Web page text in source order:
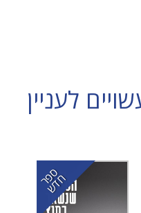
לעניין
ס
פ
ר
ח
ד
ש